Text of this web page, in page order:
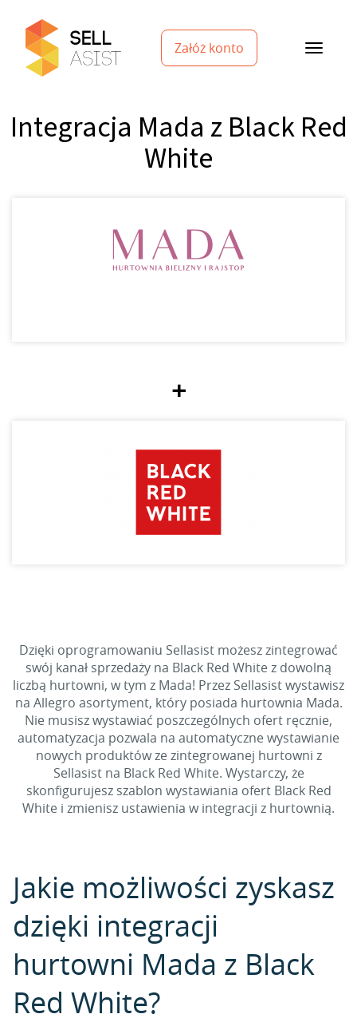
Załóż konto
Integracja Mada z Black Red
White
+
Dzięki oprogramowaniu Sellasist możesz zintegrować
swój kanał sprzedaży na Black Red White z dowolną
liczbą hurtowni, w tym z Mada! Przez Sellasist wystawisz
na Allegro asortyment, który posiada hurtownia Mada.
Nie musisz wystawiać poszczególnych ofert ręcznie,
automatyzacja pozwala na automatyczne wystawianie
nowych produktów ze zintegrowanej hurtowni z
Sellasist na Black Red White. Wystarczy, że
skonfigurujesz szablon wystawiania ofert Black Red
White i zmienisz ustawienia w integracji z hurtownią.
Jakie możliwości zyskasz
dzięki integracji
hurtowni Mada z Black
Red White?